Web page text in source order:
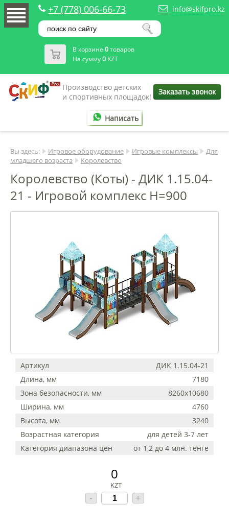
+7 (778) 006-66-73 info@skifpro.kz
В корзине 0товаров
На сумму0 KZT
Производство детских
и спортивных площадок!
Заказать звонок
Написать
Вы здесь: Игровое оборудование Игровые комплексы
Для
младшего возраста
Королевство
Королевство (Коты) - ДИК 1.15.04-
21 - Игровой комплекс H=900
Артикул
ДИК 1.15.04-21
Длина, мм
7180
Зона безопасности, мм
8260х10680
Ширина, мм
4760
Высота, мм
3240
Возрастная категория
для детей 3-7 лет
Категория диапазона цен
от 1,2 до 4 млн. тенге
0
KZT
- +